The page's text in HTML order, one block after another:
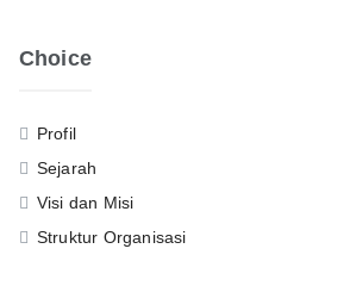
Choice
Profil
Sejarah
Visi dan Misi
Struktur Organisasi